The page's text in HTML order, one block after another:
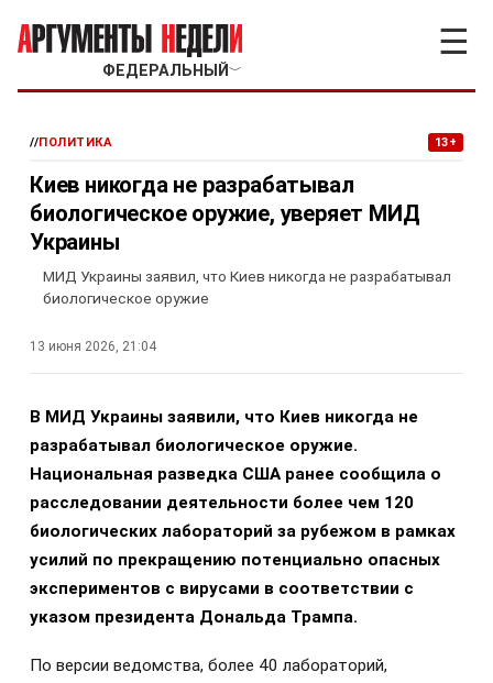
ФЕДЕРАЛЬНЫЙ ﹀
☰
//ПОЛИТИКА 13+
Киев никогда не разрабатывал
биологическое оружие, уверяет МИД
Украины
МИД Украины заявил, что Киев никогда не разрабатывал
биологическое оружие
13 июня 2026, 21:04
В МИД Украины заявили, что Киев никогда не
разрабатывал биологическое оружие.
Национальная разведка США ранее сообщила о
расследовании деятельности более чем 120
биологических лабораторий за рубежом в рамках
усилий по прекращению потенциально опасных
экспериментов с вирусами в соответствии с
указом президента Дональда Трампа.
По версии ведомства, более 40 лабораторий,